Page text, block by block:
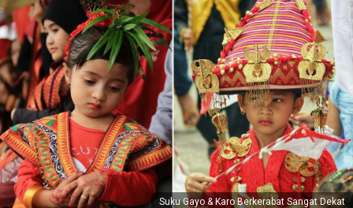
Suku Gayo & Karo Berkerabat Sangat Dekat